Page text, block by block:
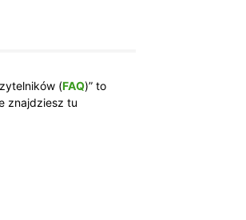
(FAQ)” to
znajdziesz tu